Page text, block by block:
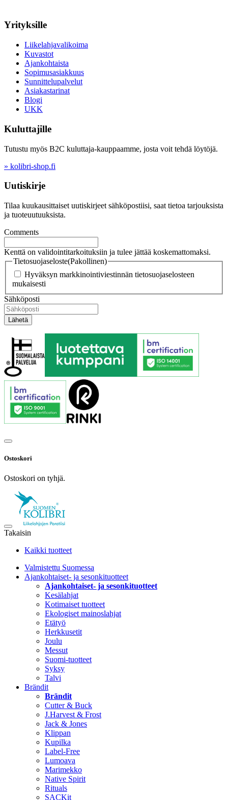
Yrityksille
Liikelahjavalikoima
Kuvastot
Ajankohtaista
Sopimusasiakkuus
Sunnittelupalvelut
Asiakastarinat
Blogi
UKK
Kuluttajille
Tutustu myös B2C kuluttaja-kauppaamme, josta voit tehdä löytöjä.
» kolibri-shop.fi
Uutiskirje
Tilaa kuukausittaiset uutiskirjeet sähköpostiisi, saat tietoa tarjouksista
ja tuoteuutuuksista.
Comments
Kenttä on validointitarkoituksiin ja tulee jättää koskemattomaksi.
Tietosuojaseloste(Pakollinen)
Hyväksyn markkinointiviestinnän tietosuojaselosteen
mukaisesti
Sähköposti
Ostoskori
Ostoskori on tyhjä.
Takaisin
Kaikki tuotteet
Valmistettu Suomessa
Ajankohtaiset- ja sesonkituotteet
Ajankohtaiset- ja sesonkituotteet
Kesälahjat
Kotimaiset tuotteet
Ekologiset mainoslahjat
Etätyö
Herkkusetit
Joulu
Messut
Suomi-tuotteet
Syksy
Talvi
Brändit
Brändit
Cutter & Buck
J.Harvest & Frost
Jack & Jones
Klippan
Kupilka
Label-Free
Lumoava
Marimekko
Native Spirit
Rituals
SACKit